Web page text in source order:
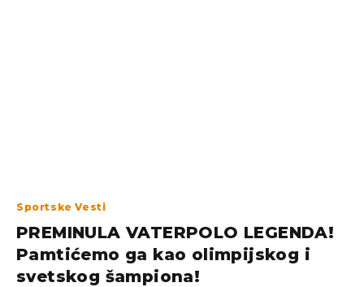
Sportske Vesti
PREMINULA VATERPOLO LEGENDA!
Pamtićemo ga kao olimpijskog i
svetskog šampiona!